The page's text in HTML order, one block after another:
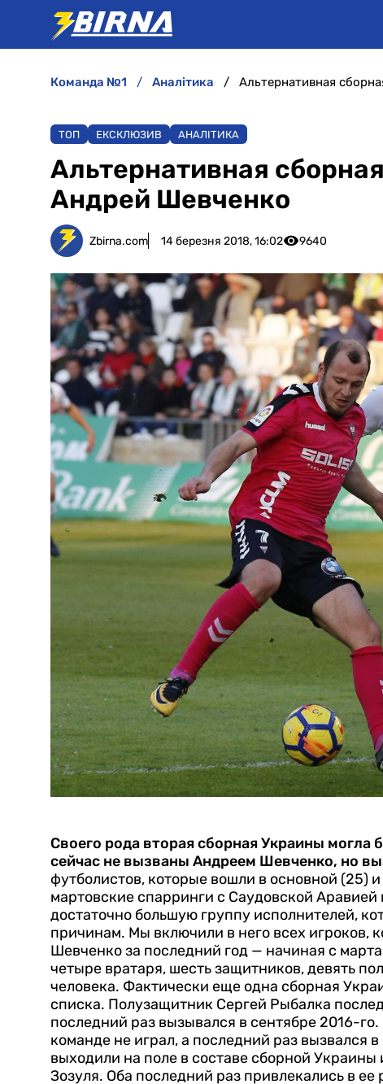
команда №1 аналітика Альтернативная
ТОП ЕКСКЛЮЗИВ АНАЛІТИКА
Альтернативная
Андрей Шевченко
Zbirna.com 14 березня 2018, 16:02 9640
Своего рода вторая сборная Украины
сейчас не вызваны Андреем Шевченко, но
футболистов, которые вошли в основной (25)
мартовские спарринги с Саудовской
достаточно большую группу исполнителей,
причинам. Мы включили в него всех игроков,
Шевченко за последний год — начиная с
четыре вратаря, шесть защитников, девять
человека. Фактически еще одна сборная
списка. Полузащитник Сергей Рыбалка
последний раз вызывался в сентябре 2016-
команде не играл, а последний раз вызвался
выходили на поле в составе сборной
Зозуля. Оба последний раз привлекались в ее